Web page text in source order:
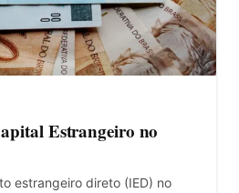
Estrangeiro no
estrangeiro direto (IED) no